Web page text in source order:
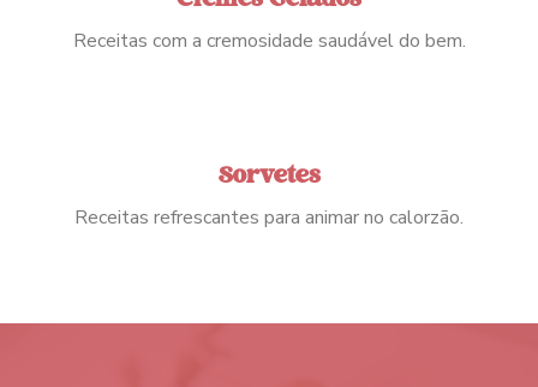
Receitas com a cremosidade saudável do bem.
Sorvetes
Receitas refrescantes para animar no calorzão.